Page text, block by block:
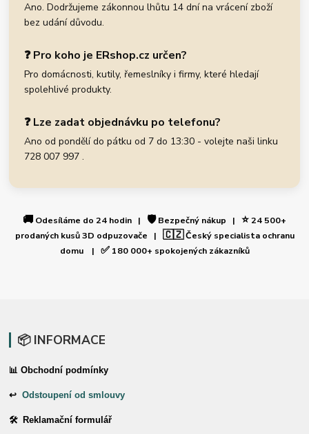
Ano. Dodržujeme zákonnou lhůtu 14 dní na vrácení zboží
bez udání důvodu.
❓ Pro koho je ERshop.cz určen?
Pro domácnosti, kutily, řemeslníky i firmy, které hledají
spolehlivé produkty.
❓ Lze zadat objednávku po telefonu?
Ano od pondělí do pátku od 7 do 13:30 - volejte naši linku
728 007 997 .
🚚 Odesíláme do 24 hodin | 🛡️Bezpečný nákup | ⭐24 500+
prodaných kusů 3D odpuzovače | 🇨🇿Český specialista ochranu
domu | ✅180 000+ spokojených zákazníků
📦 INFORMACE
📊 Obchodní podmínky
↩Odstoupení od smlouvy
🛠 Reklamační formulář